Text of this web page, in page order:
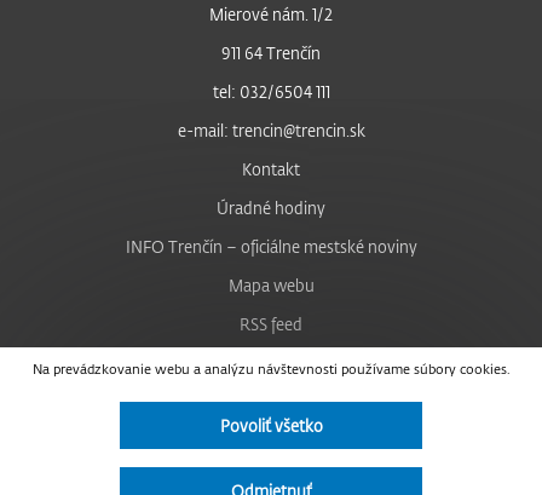
Na prevádzkovanie webu a analýzu návštevnosti používame súbory cookies.
Povoliť všetko
Odmietnuť
Mierové nám. 1/2
911 64 Trenčín
tel: 032/6504 111
e-mail: trencin@trencin.sk
Kontakt
Úradné hodiny
INFO Trenčín – oficiálne mestské noviny
Mapa webu
RSS feed
Nastavenie cookies
Facebook
Instagram